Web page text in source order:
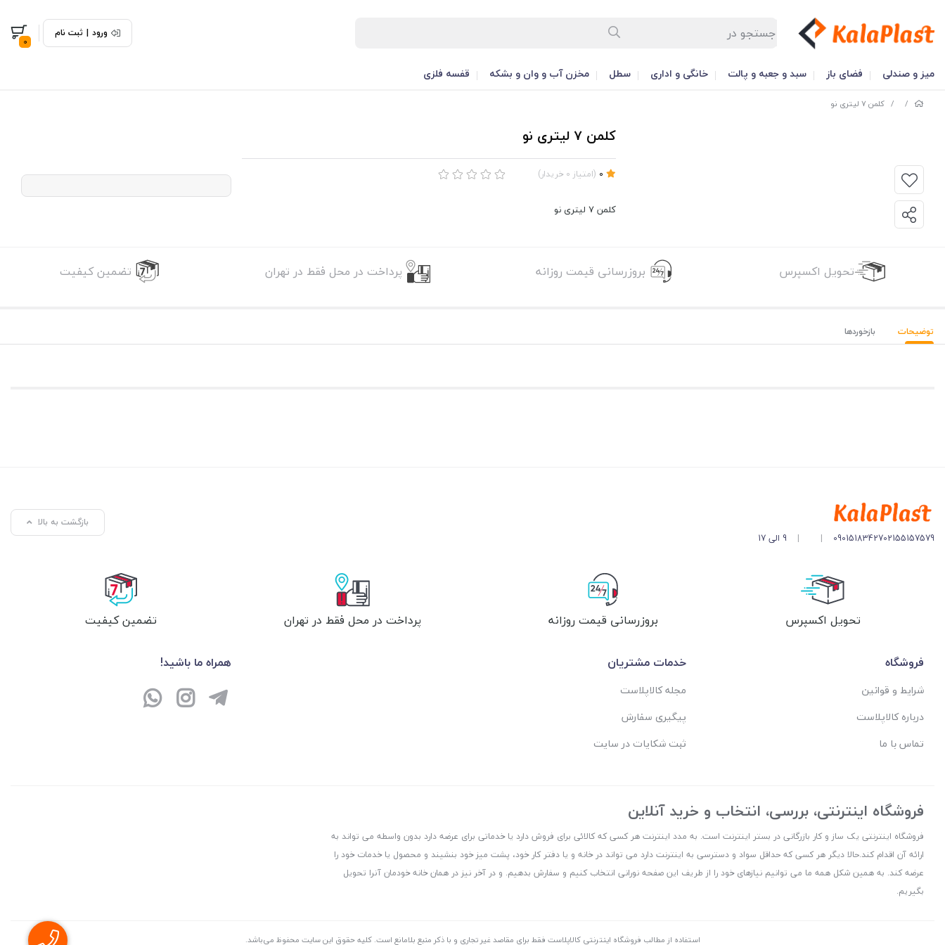
ورود | ثبت نام
0
میز و صندلی فضای باز سبد و جعبه و پالت خانگی و اداری سطل مخزن آب و وان و بشکه قفسه فلزی
/
/ کلمن 7 لیتری نو
کلمن 7 لیتری نو
(امتیاز 0 خریدار)
کلمن 7 لیتری نو
تحویل اکسپرس بروزرسانی قیمت روزانه پرداخت در محل فقط در تهران تضمین کیفیت
توضیحات بازخوردها
02155157579
09015183427
|
| 9 الی 17
بازگشت به بالا
تحویل اکسپرس بروزرسانی قیمت روزانه پرداخت در محل فقط در تهران تضمین کیفیت
فروشگاه
شرایط و قوانین
درباره کالاپلاست
تماس با ما
خدمات مشتریان
مجله کالاپلاست
پیگیری سفارش
ثبت شکایات در سایت
همراه ما باشید!
فروشگاه اینترنتی، بررسی، انتخاب و خرید آنلاین
فروشگاه اینترنتی یک ساز و کار بازرگانی در بستر اینترنت است. به مدد اینترنت هر کسی که کالائی برای فروش دارد یا خدماتی برای عرضه دارد بدون واسطه می تواند به
ارائه آن اقدام کند.حالا دیگر هر کسی که حداقل سواد و دسترسی به اینترنت دارد می تواند در خانه و یا دفتر کار خود، پشت میز خود بنشیند و محصول یا خدمات خود را
عرضه کند. به همین شکل همه ما می توانیم نیازهای خود را از طریف این صفحه نورانی انتخاب کنیم و سفارش بدهیم. و در آخر نیز در همان خانه خودمان آنرا تحویل
بگیریم.
استفاده از مطالب فروشگاه اینترنتی کالاپلاست فقط برای مقاصد غیر تجاری و با ذکر منبع بلامانع است. کليه حقوق اين سايت محفوظ می‌باشد.